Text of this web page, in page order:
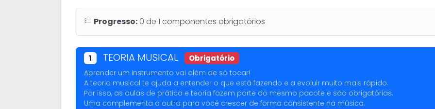
Progresso:0 de 1 componentes obrigatórios
1 TEORIA MUSICAL Obrigatório
Aprender um instrumento vai além de só tocar!
A teoria musical te ajuda a entender o que está fazendo e a evoluir muito mais rápido.
Por isso, as aulas de prática e teoria fazem parte do mesmo pacote e são obrigatórias.
Uma complementa a outra para você crescer de forma consistente na música.